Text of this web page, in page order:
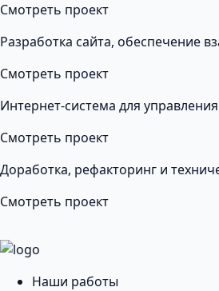
Смотреть проект
Разработка сайта, обеспечение
Смотреть проект
Интернет-система для
Смотреть проект
Доработка, рефакторинг и
Смотреть проект
Наши работы